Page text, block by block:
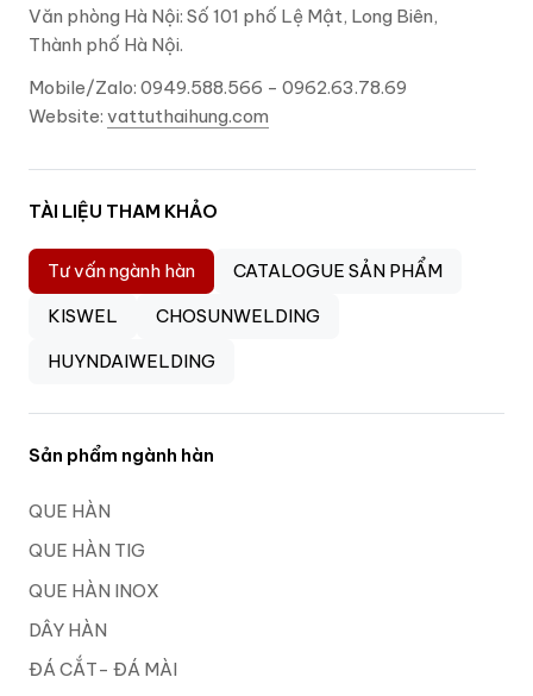
Văn phòng Hà Nội: Số 101 phố Lệ Mật, Long Biên,
Thành phố Hà Nội.
Mobile/Zalo: 0949.588.566 - 0962.63.78.69
Website: vattuthaihung.com
TÀI LIỆU THAM KHẢO
Tư vấn ngành hàn
CATALOGUE SẢN PHẨM
KISWEL
CHOSUNWELDING
HUYNDAIWELDING
Sản phẩm ngành hàn
QUE HÀN
QUE HÀN TIG
QUE HÀN INOX
DÂY HÀN
ĐÁ CẮT- ĐÁ MÀI